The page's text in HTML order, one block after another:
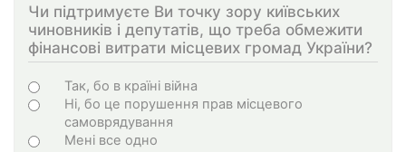
Чи підтримуєте Ви точку зору київських
чиновників і депутатів, що треба обмежити
фінансові витрати місцевих громад України?
Варіанти
Так, бо в країні війна
Ні, бо це порушення прав місцевого
самоврядування
Мені все одно